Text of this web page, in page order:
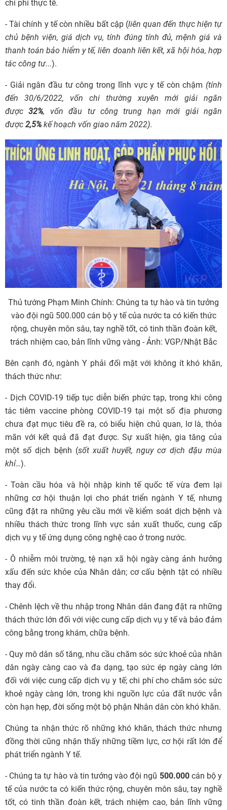
chi phí thực tế.
- Tài chính y tế còn nhiều bất cập (liên quan đến thực hiện tự
chủ bệnh viện, giá dịch vụ, tính đúng tính đủ, mệnh giá và
thanh toán bảo hiểm y tế, liên doanh liên kết, xã hội hóa, hợp
tác công tư...).
- Giải ngân đầu tư công trong lĩnh vực y tế còn chậm (tính
đến 30/6/2022, vốn chi thường xuyên mới giải ngân
được32%, vốn đầu tư công trung hạn mới giải ngân
được 2,5% kế hoạch vốn giao năm 2022).
Thủ tướng Phạm Minh Chính: Chúng ta tự hào và tin tưởng
vào đội ngũ 500.000 cán bộ y tế của nước ta có kiến thức
rộng, chuyên môn sâu, tay nghề tốt, có tinh thần đoàn kết,
trách nhiệm cao, bản lĩnh vững vàng - Ảnh: VGP/Nhật Bắc
Bên cạnh đó, ngành Y phải đối mặt với không ít khó khăn,
thách thức như:
- Dịch COVID-19 tiếp tục diễn biến phức tạp, trong khi công
tác tiêm vaccine phòng COVID-19 tại một số địa phương
chưa đạt mục tiêu đề ra, có biểu hiện chủ quan, lơ là, thỏa
mãn với kết quả đã đạt được. Sự xuất hiện, gia tăng của
một số dịch bệnh (sốt xuất huyết, nguy cơ dịch đậu mùa
khỉ…).
- Toàn cầu hóa và hội nhập kinh tế quốc tế vừa đem lại
những cơ hội thuận lợi cho phát triển ngành Y tế, nhưng
cũng đặt ra những yêu cầu mới về kiểm soát dịch bệnh và
nhiều thách thức trong lĩnh vực sản xuất thuốc, cung cấp
dịch vụ y tế ứng dụng công nghệ cao ở trong nước.
- Ô nhiễm môi trường, tệ nạn xã hội ngày càng ảnh hưởng
xấu đến sức khỏe của Nhân dân; cơ cấu bệnh tật có nhiều
thay đổi.
- Chênh lệch về thu nhập trong Nhân dân đang đặt ra những
thách thức lớn đối với việc cung cấp dịch vụ y tế và bảo đảm
công bằng trong khám, chữa bệnh.
- Quy mô dân số tăng, nhu cầu chăm sóc sức khoẻ của nhân
dân ngày càng cao và đa dạng, tạo sức ép ngày càng lớn
đối với việc cung cấp dịch vụ y tế; chi phí cho chăm sóc sức
khoẻ ngày càng lớn, trong khi nguồn lực của đất nước vẫn
còn hạn hẹp, đời sống một bộ phận Nhân dân còn khó khăn.
Chúng ta nhận thức rõ những khó khăn, thách thức nhưng
đồng thời cũng nhận thấy những tiềm lực, cơ hội rất lớn để
phát triển ngành Y tế.
- Chúng ta tự hào và tin tưởng vào đội ngũ 500.000cán bộ y
tế của nước ta có kiến thức rộng, chuyên môn sâu, tay nghề
tốt, có tinh thần đoàn kết, trách nhiệm cao, bản lĩnh vững